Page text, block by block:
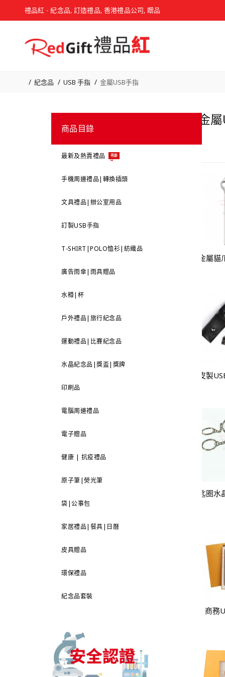
禮品紅 - 紀念品, 訂造禮品, 香港禮品公司, 贈品
紀念品 USB 手指 金屬USB手指
商品目錄
最新及熱賣禮品 最新
手機周邊禮品|轉換插頭
文具禮品|辦公室用品
訂製USB手指
T-SHIRT|POLO恤衫|紡織品
廣告雨傘|雨具贈品
水樽|杯
戶外禮品|旅行紀念品
運動禮品|比賽紀念品
水晶紀念品|獎盃|獎牌
印刷品
電腦周邊禮品
電子贈品
健康 | 抗疫禮品
原子筆|熒光筆
袋|公事包
家居禮品|餐具|日曆
皮具贈品
環保禮品
紀念品套裝
金
商務